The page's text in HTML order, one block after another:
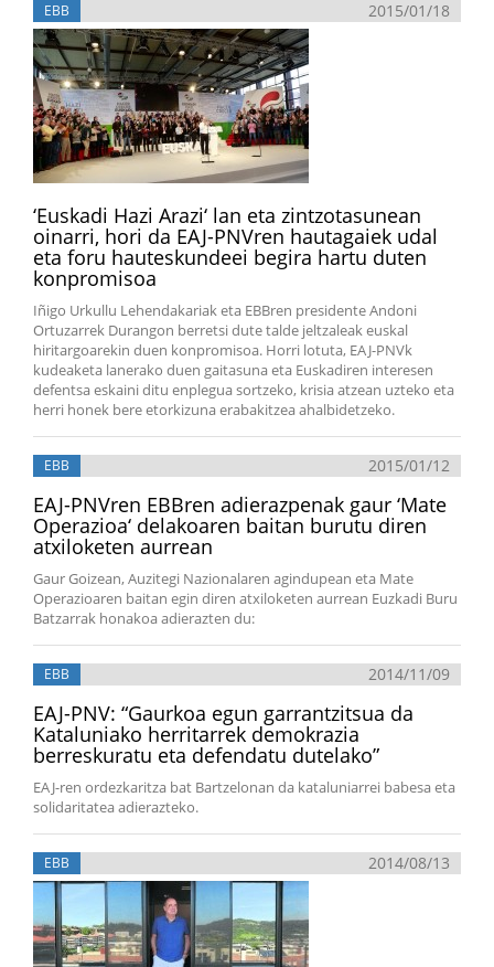
EBB 2015/01/18
‘Euskadi Hazi Arazi‘ lan eta zintzotasunean
oinarri, hori da EAJ-PNVren hautagaiek udal
eta foru hauteskundeei begira hartu duten
konpromisoa
Iñigo Urkullu Lehendakariak eta EBBren presidente Andoni
Ortuzarrek Durangon berretsi dute talde jeltzaleak euskal
hiritargoarekin duen konpromisoa. Horri lotuta, EAJ-PNVk
kudeaketa lanerako duen gaitasuna eta Euskadiren interesen
defentsa eskaini ditu enplegua sortzeko, krisia atzean uzteko eta
herri honek bere etorkizuna erabakitzea ahalbidetzeko.
EBB 2015/01/12
EAJ-PNVren EBBren adierazpenak gaur ‘Mate
Operazioa‘ delakoaren baitan burutu diren
atxiloketen aurrean
Gaur Goizean, Auzitegi Nazionalaren agindupean eta Mate
Operazioaren baitan egin diren atxiloketen aurrean Euzkadi Buru
Batzarrak honakoa adierazten du:
EBB 2014/11/09
EAJ-PNV: “Gaurkoa egun garrantzitsua da
Kataluniako herritarrek demokrazia
berreskuratu eta defendatu dutelako”
EAJ-ren ordezkaritza bat Bartzelonan da kataluniarrei babesa eta
solidaritatea adierazteko.
EBB 2014/08/13